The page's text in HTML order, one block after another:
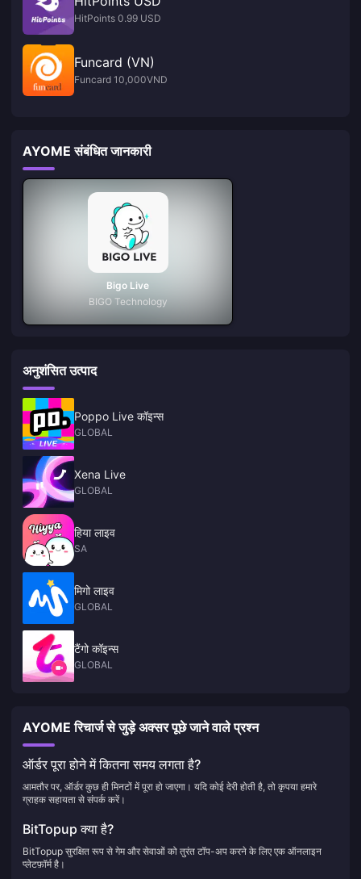
HitPoints 0.99 USD
Funcard (VN)
Funcard 10,000VND
AYOME संबंधित जानकारी
Bigo Live
BIGO Technology
अनुशंसित उत्पाद
Poppo Live कॉइन्स
GLOBAL
Xena Live
GLOBAL
हिया लाइव
SA
मिगो लाइव
GLOBAL
टैंगो कॉइन्स
GLOBAL
AYOME रिचार्ज से जुड़े अक्सर पूछे जाने वाले प्रश्न
ऑर्डर पूरा होने में कितना समय लगता है?
आमतौर पर, ऑर्डर कुछ ही मिनटों में पूरा हो जाएगा। यदि कोई देरी होती है, तो कृपया हमारे
ग्राहक सहायता से संपर्क करें।
BitTopup क्या है?
BitTopup सुरक्षित रूप से गेम और सेवाओं को तुरंत टॉप-अप करने के लिए एक ऑनलाइन
प्लेटफ़ॉर्म है।